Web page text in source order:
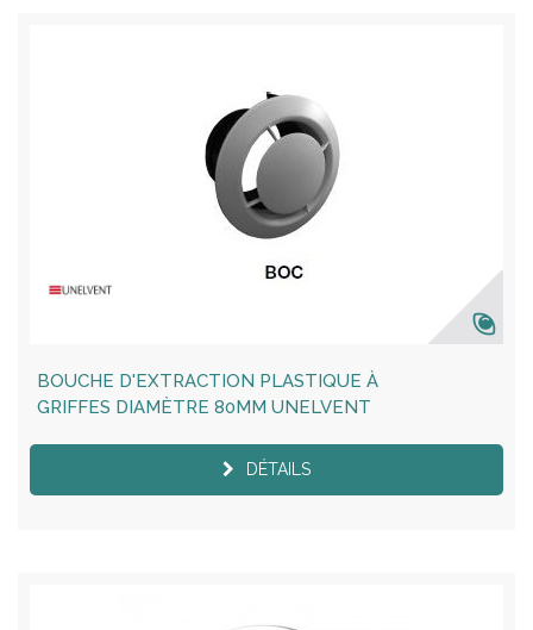
BOUCHE D'EXTRACTION PLASTIQUE À
GRIFFES DIAMÈTRE 80MM UNELVENT
DÉTAILS